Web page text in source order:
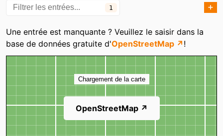
1 ➕
Catégories
Une entrée est manquante ? Veuillez le saisir dans la
base de données gratuite d'OpenStreetMap ↗ !
Carte
Chargement de la carte
OpenStreetMap ↗